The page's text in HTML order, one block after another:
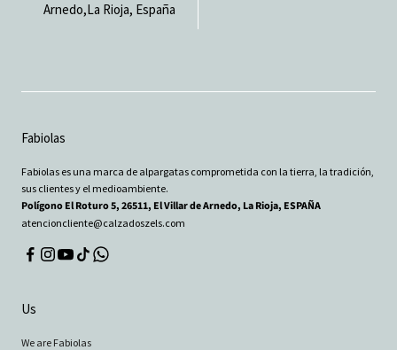
Arnedo,La Rioja, España
Fabiolas
Fabiolas es una marca de alpargatas comprometida con la tierra, la tradición,
sus clientes y el medioambiente.
Polígono El Roturo 5, 26511, El Villar de Arnedo, La Rioja, ESPAÑA
atencioncliente@calzadoszels.com
Us
We are Fabiolas